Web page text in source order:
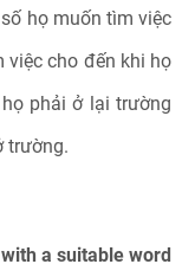
họ muốn tìm việc
việc cho đến khi họ
phải ở lại trường
trường.
a suitable word